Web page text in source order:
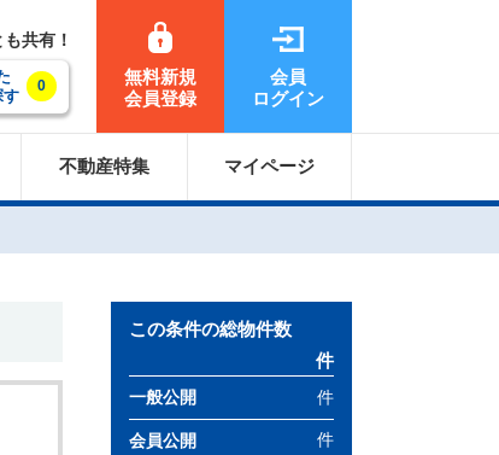
共有！
す
0
無料新規
会員登録
会員
ログイン
不動産特集 マイページ
この条件の総物件数
件
一般公開 件
会員公開 件